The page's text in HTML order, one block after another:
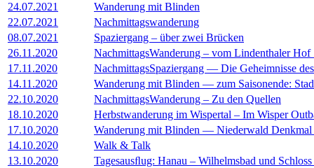
24.07.2021
Wanderung mit Blinden
22.07.2021
Nachmittagswanderung
08.07.2021
Spaziergang – über zwei Brücken
26.11.2020
NachmittagsWanderung – vom Lindenthaler
17.11.2020
NachmittagsSpaziergang — Die Geheimnisse
14.11.2020
Wanderung mit Blinden — zum Saisonende:
22.10.2020
NachmittagsWanderung – Zu den Quellen
18.10.2020
Herbstwanderung im Wispertal – Im Wisper
17.10.2020
Wanderung mit Blinden — Niederwald Denkmal
14.10.2020
Walk & Talk
13.10.2020
Tagesausﬂug: Hanau – Wilhelmsbad und